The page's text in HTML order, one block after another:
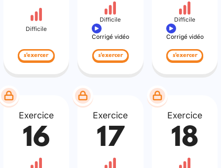
Difficile
s'exercer
Difficile
Corrigé vidéo
s'exercer
Difficile
Corrigé vidéo
s'exercer
Exercice
16
Exercice
17
Exercice
18